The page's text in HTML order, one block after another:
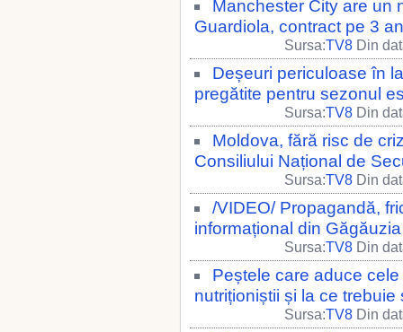
Manchester City are un
Guardiola, contract pe 3
Sursa:TV8 Din
Deșeuri periculoase în
pregătite pentru sezonul
Sursa:TV8 Din
Moldova, fără risc de
Consiliului Național de
Sursa:TV8 Din
/VIDEO/ Propagandă,
informațional din Găgăuzia
Sursa:TV8 Din
Peștele care aduce
nutriționiștii și la ce trebuie
Sursa:TV8 Din